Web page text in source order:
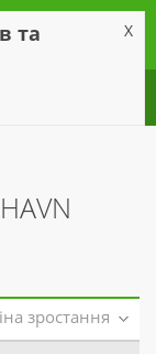
зростання
та X